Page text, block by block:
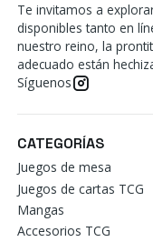
Te invitamos a
disponibles tanto en
nuestro reino, la
adecuado están
Síguenos
CATEGORÍAS
Juegos de mesa
Juegos de cartas TCG
Mangas
Accesorios TCG